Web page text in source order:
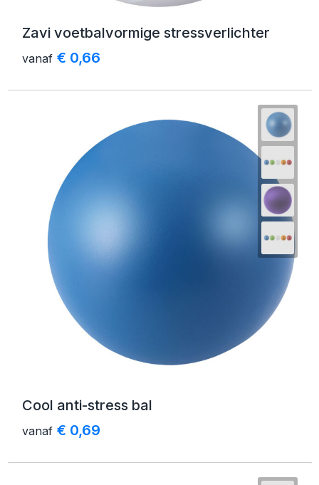
Zavi voetbalvormige stressverlichter
vanaf € 0,66
Cool anti-stress bal
vanaf € 0,69